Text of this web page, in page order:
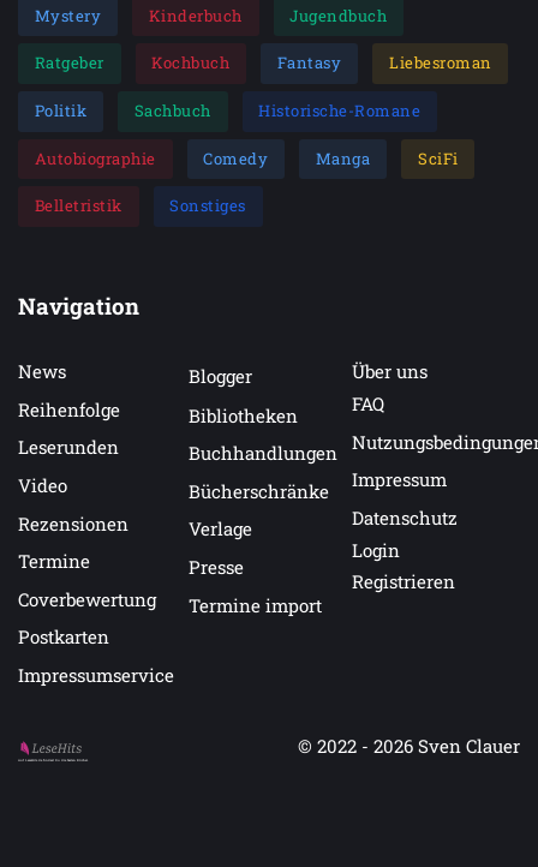
Mystery Kinderbuch Jugendbuch
Ratgeber Kochbuch Fantasy Liebesroman
Politik Sachbuch Historische-Romane
Autobiographie Comedy Manga SciFi
Belletristik Sonstiges
Navigation
News
Reihenfolge
Leserunden
Video
Rezensionen
Termine
Coverbewertung
Postkarten
Impressumservice
Blogger
Bibliotheken
Buchhandlungen
Bücherschränke
Verlage
Presse
Termine import
Über uns
FAQ
Impressum
Datenschutz
Login
Registrieren
Auf LeseHits.de findest Du die besten Bücher.
© 2022 - 2026 Sven Clauer